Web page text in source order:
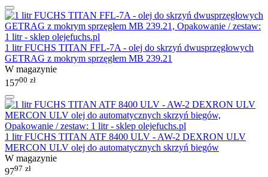
1 litr FUCHS TITAN FFL-7A - olej do skrzyń dwusprzęgłowych
GETRAG z mokrym sprzęgłem MB 239.21
W magazynie
15700 zł
1 litr FUCHS TITAN ATF 8400 ULV - AW-2 DEXRON ULV
MERCON ULV olej do automatycznych skrzyń biegów
W magazynie
9797 zł